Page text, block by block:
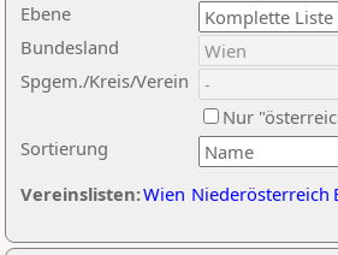
Ebene
Sortierung
Bundesland
Spgem./Kreis/Verein
Nur
Vereinslisten:Wien Niederösterreich